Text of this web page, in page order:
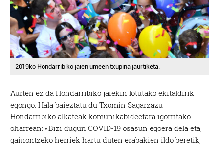
2019ko Hondarribiko jaien umeen txupina jaurtiketa.
Aurten ez da Hondarribiko jaiekin lotutako ekitaldirik
egongo. Hala baieztatu du Txomin Sagarzazu
Hondarribiko alkateak komunikabideetara igorritako
oharrean: «Bizi dugun COVID-19 osasun egoera dela eta,
gainontzeko herriek hartu duten erabakien ildo beretik,